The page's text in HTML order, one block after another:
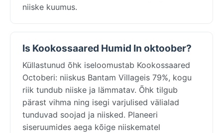
niiske kuumus.
Is Kookossaared Humid In oktoober?
Küllastunud õhk iseloomustab Kookossaared
Octoberi: niiskus Bantam Villageis 79%, kogu
riik tundub niiske ja lämmatav. Õhk tilgub
pärast vihma ning isegi varjulised välialad
tunduvad soojad ja niisked. Planeeri
siseruumides aega kõige niiskematel